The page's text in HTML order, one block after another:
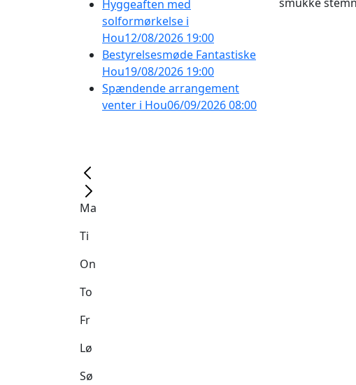
Hyggeaften med
solformørkelse i
Hou12/08/2026 19:00
Bestyrelsesmøde Fantastiske
Hou19/08/2026 19:00
Spændende arrangement
venter i Hou06/09/2026 08:00
Ma
Ti
On
To
Fr
Lø
Sø